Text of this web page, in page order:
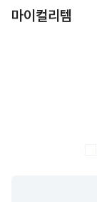
마이컬리템